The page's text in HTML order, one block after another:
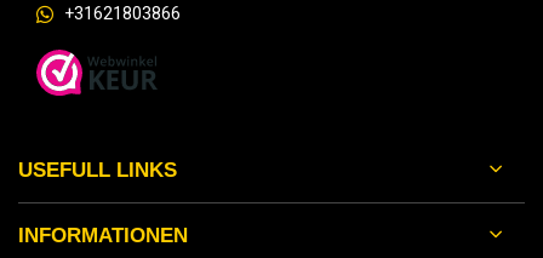
+31621803866
USEFULL LINKS
INFORMATIONEN